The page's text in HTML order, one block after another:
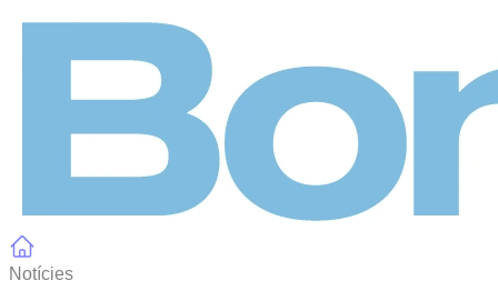
Notícies